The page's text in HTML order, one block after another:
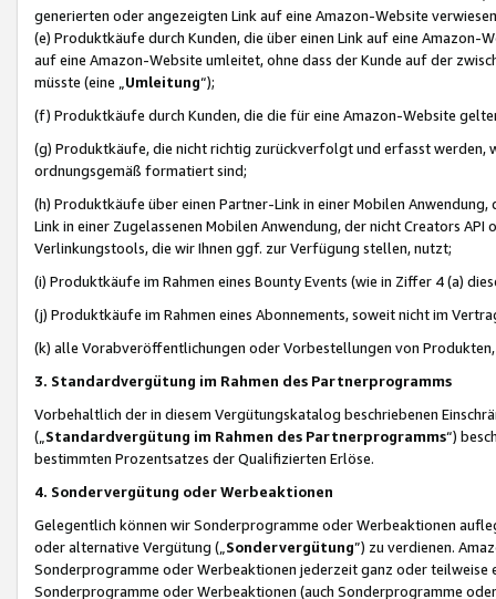
generierten oder angezeigten Link auf eine Amazon-Website
(e) Produktkäufe durch Kunden, die über einen Link auf eine
auf eine Amazon-Website umleitet, ohne dass der Kunde auf der
müsste (eine „ Umleitung“);
(f) Produktkäufe durch Kunden, die die für eine Amazon-Website
(g) Produktkäufe, die nicht richtig zurückverfolgt und erfasst werden,
ordnungsgemäß formatiert sind;
(h) Produktkäufe über einen Partner-Link in einer Mobilen
Link in einer Zugelassenen Mobilen Anwendung, der nicht Creators
Verlinkungstools, die wir Ihnen ggf. zur Verfügung stellen, nutzt;
(i) Produktkäufe im Rahmen eines Bounty Events (wie in Ziffer 4 (a)
(j) Produktkäufe im Rahmen eines Abonnements, soweit nicht im
(k) alle Vorabveröffentlichungen oder Vorbestellungen von
3. Standardvergütung im Rahmen des Partnerprogramms
Vorbehaltlich der in diesem Vergütungskatalog beschriebenen
(„ Standardvergütung im Rahmen des Partnerprogramms“)
bestimmten Prozentsatzes der Qualifizierten Erlöse.
4. Sondervergütung oder Werbeaktionen
Gelegentlich können wir Sonderprogramme oder Werbeaktionen
oder alternative Vergütung („ Sondervergütung”) zu verdienen.
Sonderprogramme oder Werbeaktionen jederzeit ganz oder
Sonderprogramme oder Werbeaktionen (auch Sonderprogramme